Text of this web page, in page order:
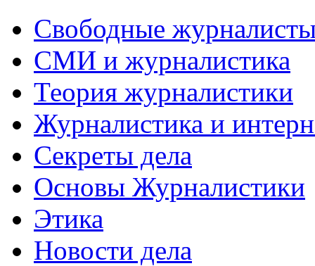
Свободные
СМИ и журналистика
Теория журналистики
Журналистика и
Секреты дела
Основы Журналистики
Этика
Новости дела